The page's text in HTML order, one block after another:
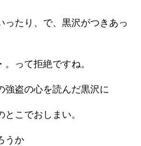
ったり、で、黒沢がつきあっ
って拒絶ですね。
強盗の心を読んだ黒沢に
こでおしまい。
うか